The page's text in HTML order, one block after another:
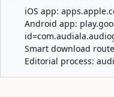
iOS app:
Android app:
Smart download
Editorial process: